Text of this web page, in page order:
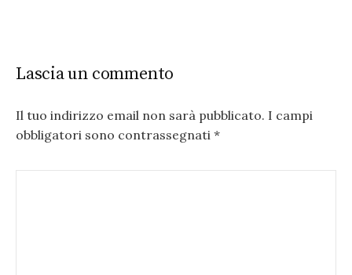
Lascia un commento
Il tuo indirizzo email non sarà pubblicato. I campi
obbligatori sono contrassegnati *